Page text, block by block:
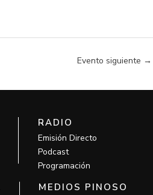
Evento siguiente →
RADIO
Emisión Directo
Podcast
Programación
MEDIOS PINOSO